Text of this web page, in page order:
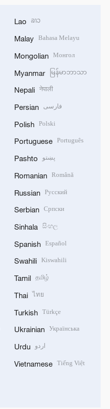
Lao ລາວ
Malay Bahasa Melayu
Mongolian Монгол
Myanmar မြန်မာဘာသာ
Nepali नेपाली
Persian فارسی
Polish Polski
Portuguese Português
Pashto پښتو
Romanian Română
Russian Русский
Serbian Српски
Sinhala සිංහල
Spanish Español
Swahili Kiswahili
Tamil தமிழ்
Thai ไทย
Turkish Türkçe
Ukrainian Українська
Urdu اردو
Vietnamese Tiếng Việt